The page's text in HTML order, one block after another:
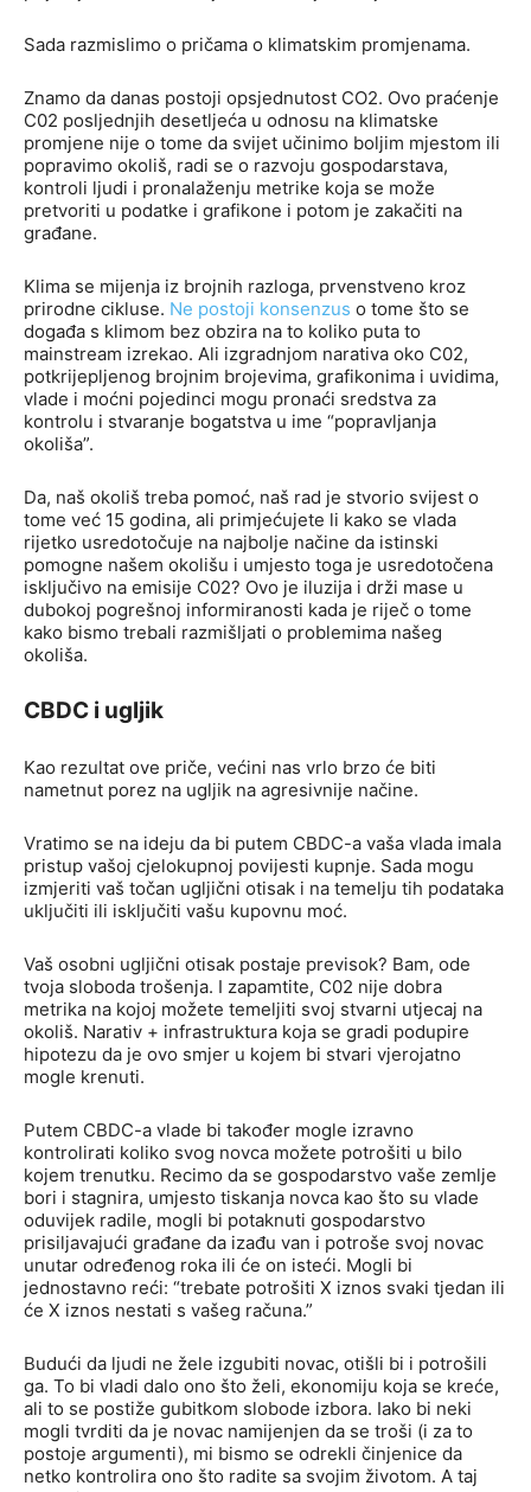
Sada razmislimo o pričama o klimatskim promjenama.
Znamo da danas postoji opsjednutost CO2. Ovo praćenje
C02 posljednjih desetljeća u odnosu na klimatske
promjene nije o tome da svijet učinimo boljim mjestom ili
popravimo okoliš, radi se o razvoju gospodarstava,
kontroli ljudi i pronalaženju metrike koja se može
pretvoriti u podatke i grafikone i potom je zakačiti na
građane.
Klima se mijenja iz brojnih razloga, prvenstveno kroz
prirodne cikluse. Ne postoji konsenzus o tome što se
događa s klimom bez obzira na to koliko puta to
mainstream izrekao. Ali izgradnjom narativa oko C02,
potkrijepljenog brojnim brojevima, grafikonima i uvidima,
vlade i moćni pojedinci mogu pronaći sredstva za
kontrolu i stvaranje bogatstva u ime “popravljanja
okoliša”.
Da, naš okoliš treba pomoć, naš rad je stvorio svijest o
tome već 15 godina, ali primjećujete li kako se vlada
rijetko usredotočuje na najbolje načine da istinski
pomogne našem okolišu i umjesto toga je usredotočena
isključivo na emisije C02? Ovo je iluzija i drži mase u
dubokoj pogrešnoj informiranosti kada je riječ o tome
kako bismo trebali razmišljati o problemima našeg
okoliša.
CBDC i ugljik
Kao rezultat ove priče, većini nas vrlo brzo će biti
nametnut porez na ugljik na agresivnije načine.
Vratimo se na ideju da bi putem CBDC-a vaša vlada imala
pristup vašoj cjelokupnoj povijesti kupnje. Sada mogu
izmjeriti vaš točan ugljični otisak i na temelju tih podataka
uključiti ili isključiti vašu kupovnu moć.
Vaš osobni ugljični otisak postaje previsok? Bam, ode
tvoja sloboda trošenja. I zapamtite, C02 nije dobra
metrika na kojoj možete temeljiti svoj stvarni utjecaj na
okoliš. Narativ + infrastruktura koja se gradi podupire
hipotezu da je ovo smjer u kojem bi stvari vjerojatno
mogle krenuti.
Putem CBDC-a vlade bi također mogle izravno
kontrolirati koliko svog novca možete potrošiti u bilo
kojem trenutku. Recimo da se gospodarstvo vaše zemlje
bori i stagnira, umjesto tiskanja novca kao što su vlade
oduvijek radile, mogli bi potaknuti gospodarstvo
prisiljavajući građane da izađu van i potroše svoj novac
unutar određenog roka ili će on isteći. Mogli bi
jednostavno reći: “trebate potrošiti X iznos svaki tjedan ili
će X iznos nestati s vašeg računa.”
Budući da ljudi ne žele izgubiti novac, otišli bi i potrošili
ga. To bi vladi dalo ono što želi, ekonomiju koja se kreće,
ali to se postiže gubitkom slobode izbora. Iako bi neki
mogli tvrditi da je novac namijenjen da se troši (i za to
postoje argumenti), mi bismo se odrekli činjenice da
netko kontrolira ono što radite sa svojim životom. A taj